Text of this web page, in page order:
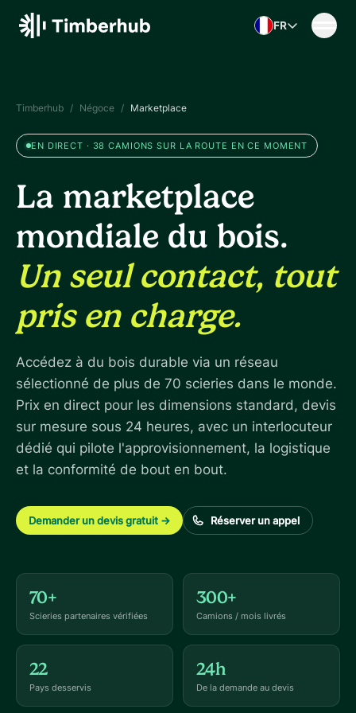
Skip to content
FR
Timberhub / Négoce / Marketplace
EN DIRECT · 38 CAMIONS SUR LA ROUTE EN CE MOMENT
La marketplace
mondiale du bois.
Un seul contact, tout
pris en charge.
Accédez à du bois durable via un réseau
sélectionné de plus de 70 scieries dans le monde.
Prix en direct pour les dimensions standard, devis
sur mesure sous 24 heures, avec un interlocuteur
dédié qui pilote l'approvisionnement, la logistique
et la conformité de bout en bout.
Demander un devis gratuit → Réserver un appel
70+
Scieries partenaires vérifiées
300+
Camions / mois livrés
22
Pays desservis
24h
De la demande au devis